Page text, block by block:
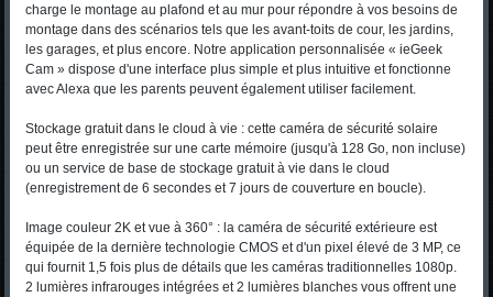
charge le montage au plafond et au mur pour répondre à vos besoins de
montage dans des scénarios tels que les avant-toits de cour, les jardins,
les garages, et plus encore. Notre application personnalisée « ieGeek
Cam » dispose d'une interface plus simple et plus intuitive et fonctionne
avec Alexa que les parents peuvent également utiliser facilement.
Stockage gratuit dans le cloud à vie : cette caméra de sécurité solaire
peut être enregistrée sur une carte mémoire (jusqu'à 128 Go, non incluse)
ou un service de base de stockage gratuit à vie dans le cloud
(enregistrement de 6 secondes et 7 jours de couverture en boucle).
Image couleur 2K et vue à 360° : la caméra de sécurité extérieure est
équipée de la dernière technologie CMOS et d'un pixel élevé de 3 MP, ce
qui fournit 1,5 fois plus de détails que les caméras traditionnelles 1080p.
2 lumières infrarouges intégrées et 2 lumières blanches vous offrent une